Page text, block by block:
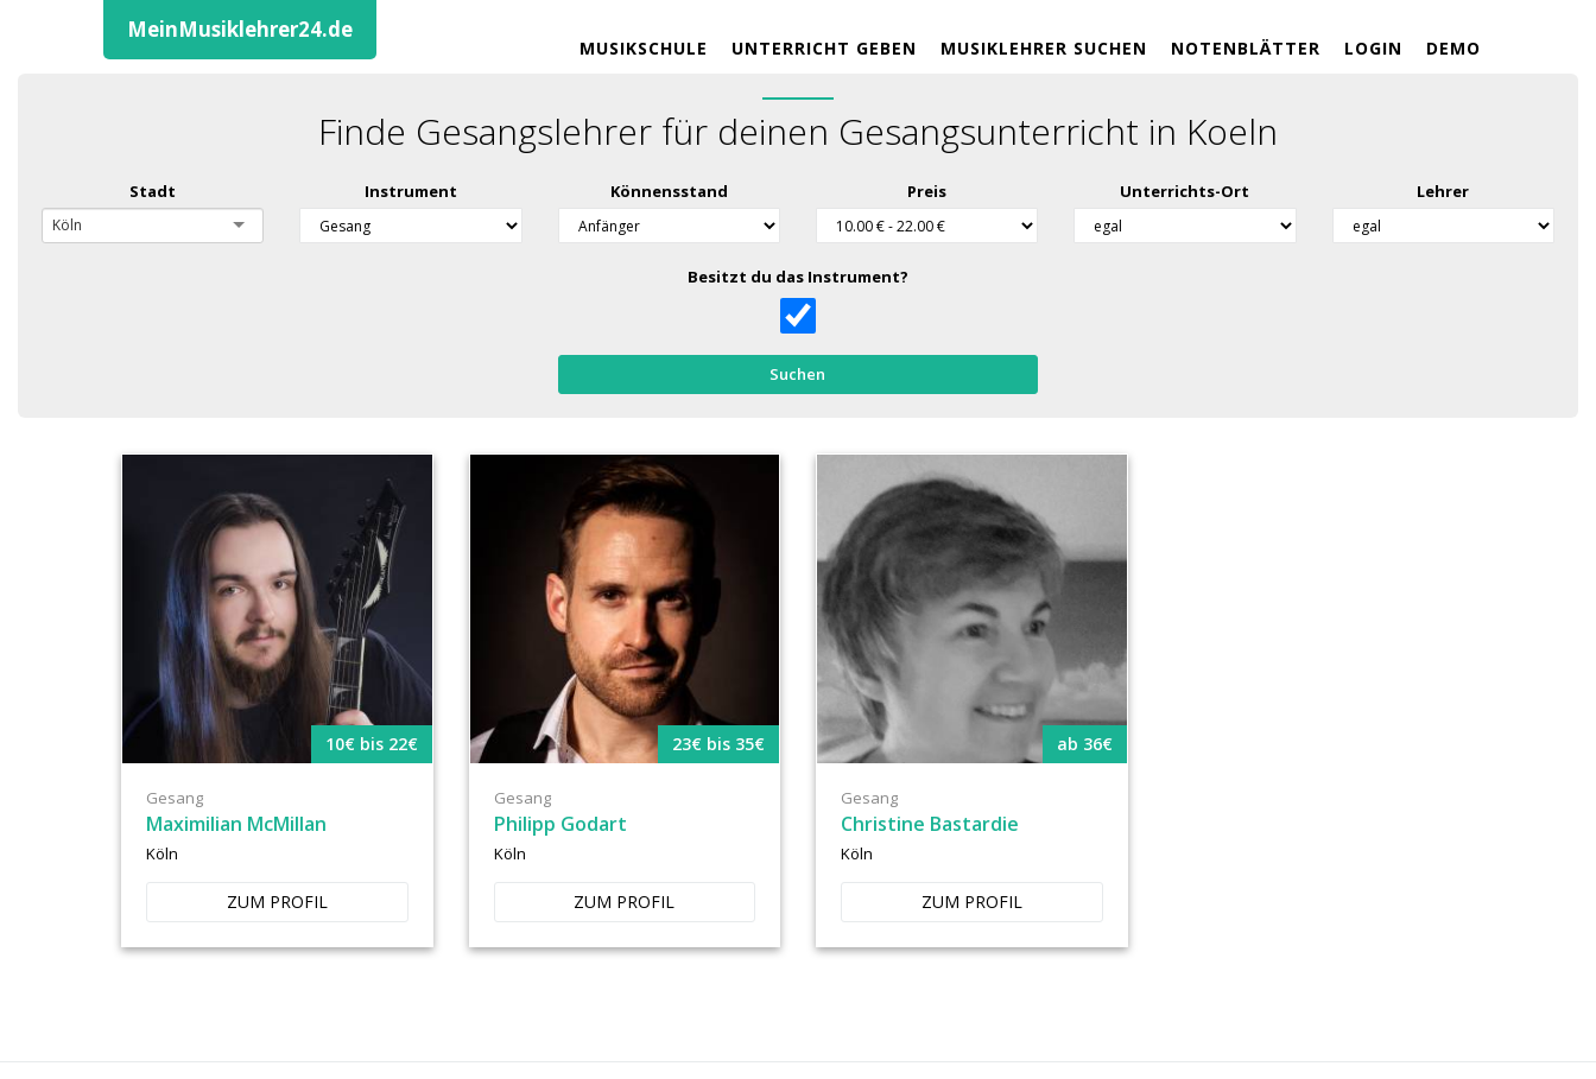
MeinMusiklehrer24.de
MUSIKSCHULE UNTERRICHT GEBEN MUSIKLEHRER SUCHEN NOTENBLÄTTER LOGIN DEMO
Finde Gesangslehrer für deinen Gesangsunterricht in Koeln
Stadt
Köln
Instrument Könnensstand Preis Unterrichts-Ort Lehrer
Besitzt du das Instrument?
Suchen
10€ bis 22€
Gesang
Maximilian McMillan
Köln
ZUM PROFIL
23€ bis 35€
Gesang
Philipp Godart
Köln
ZUM PROFIL
ab 36€
Gesang
Christine Bastardie
Köln
ZUM PROFIL